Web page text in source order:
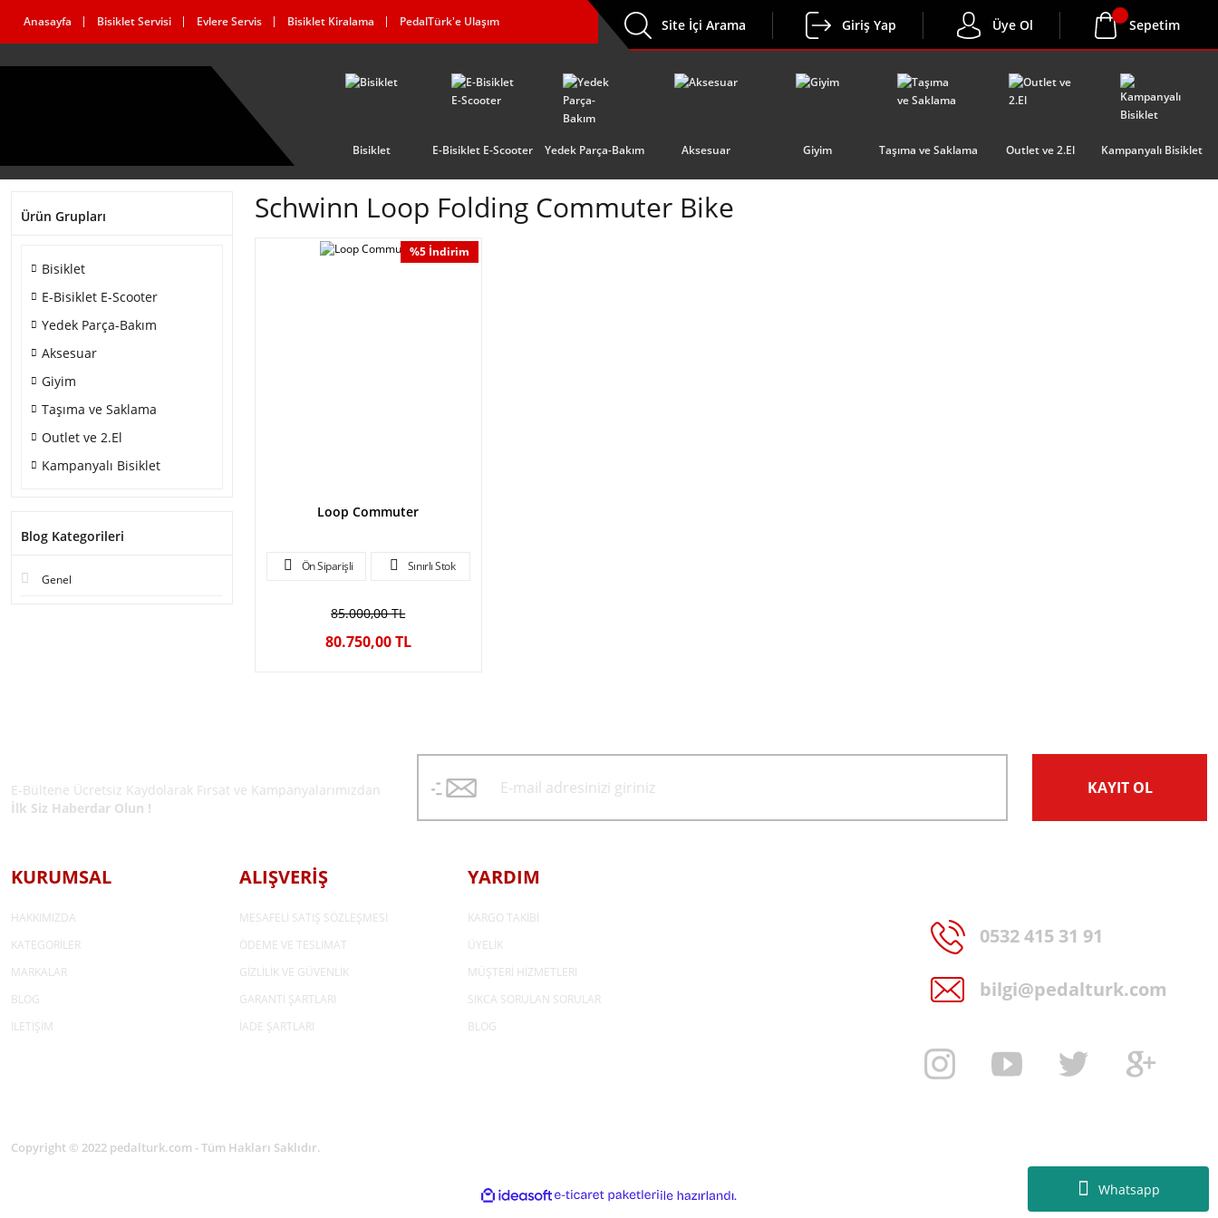
Whatsapp
Anasayfa Bisiklet Servisi Evlere Servis Bisiklet Kiralama PedalTürk'e Ulaşım Site İçi Arama Giriş Yap Üye Ol Sepetim
Bisiklet E-Bisiklet E-Scooter Yedek Parça-Bakım Aksesuar Giyim Taşıma ve Saklama Outlet ve 2.El Kampanyalı Bisiklet
Ürün Grupları
Bisiklet
E-Bisiklet E-Scooter
Yedek Parça-Bakım
Aksesuar
Giyim
Taşıma ve Saklama
Outlet ve 2.El
Kampanyalı Bisiklet
Blog Kategorileri
Genel
Schwinn Loop Folding Commuter Bike
%5 İndirim
Loop Commuter
Ön Siparişli Sınırlı Stok
85.000,00 TL
80.750,00 TL
E-Bültene Ücretsiz Kaydolarak Fırsat ve Kampanyalarımızdan
İlk Siz Haberdar Olun !
KAYIT OL
KURUMSAL
HAKKIMIZDA
KATEGORİLER
MARKALAR
BLOG
İLETİŞİM
ALIŞVERİŞ
MESAFELİ SATIŞ SÖZLEŞMESİ
ÖDEME VE TESLİMAT
GİZLİLİK VE GÜVENLİK
GARANTİ ŞARTLARI
İADE ŞARTLARI
YARDIM
KARGO TAKİBİ
ÜYELİK
MÜŞTERİ HİZMETLERİ
SIKCA SORULAN SORULAR
BLOG
0532 415 31 91
bilgi@pedalturk.com
Copyright © 2022 pedalturk.com - Tüm Hakları Saklıdır.
ideasoft
e-
ile